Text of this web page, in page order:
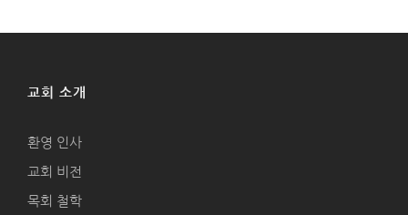
교회 소개
환영 인사
교회 비전
목회 철학